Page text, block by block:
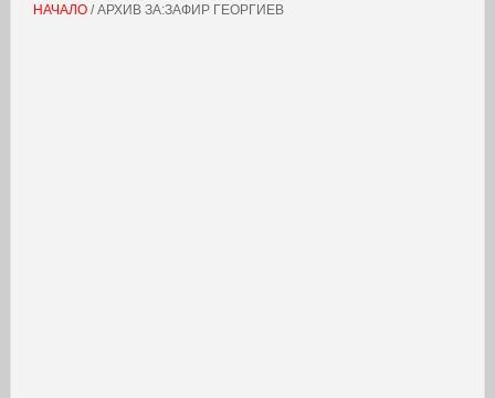
НАЧАЛО/ АРХИВ ЗА:ЗАФИР ГЕОРГИЕВ